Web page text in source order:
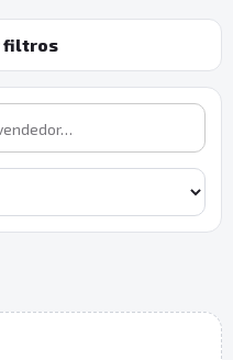
filtros